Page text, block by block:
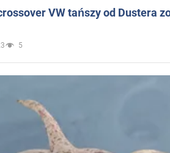
VW tańszy od Dustera
5